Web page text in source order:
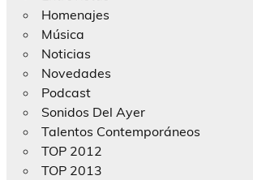
Homenajes
Música
Noticias
Novedades
Podcast
Sonidos Del Ayer
Talentos Contemporáneos
TOP 2012
TOP 2013